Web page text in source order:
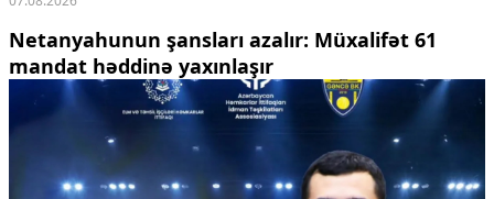
Netanyahunun şansları azalır: Müxalifət 61
mandat həddinə yaxınlaşır